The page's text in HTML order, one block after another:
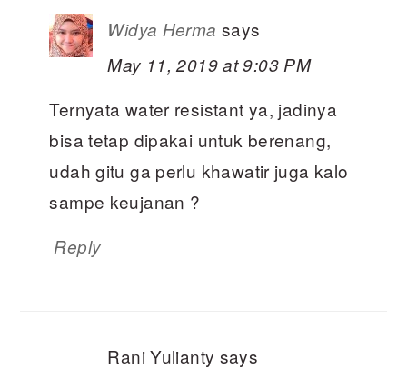
Widya Herma says
May 11, 2019 at 9:03 PM
Ternyata water resistant ya, jadinya
bisa tetap dipakai untuk berenang,
udah gitu ga perlu khawatir juga kalo
sampe keujanan ?
Reply
Rani Yulianty says